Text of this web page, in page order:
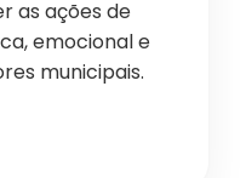
as ações de
emocional e
municipais.